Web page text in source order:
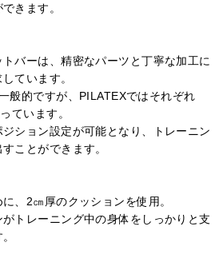
きます。
バーは、精密なパーツと丁寧な加工に
ています。
般的ですが、PILATEXではそれぞれ
ています。
ション設定が可能となり、トレーニン
ことができます。
、2㎝厚のクッションを使用。
トレーニング中の身体をしっかりと支